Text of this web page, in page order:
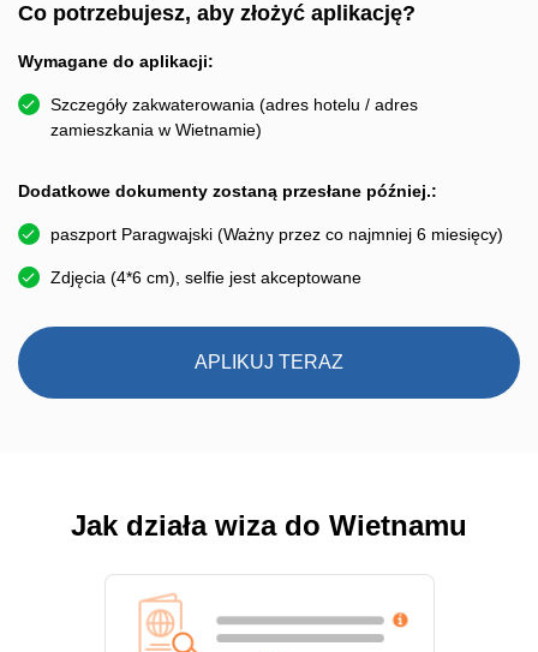
Co potrzebujesz, aby złożyć aplikację?
Wymagane do aplikacji:
Szczegóły zakwaterowania (adres hotelu / adres
zamieszkania w Wietnamie)
Dodatkowe dokumenty zostaną przesłane później.:
paszport Paragwajski (Ważny przez co najmniej 6 miesięcy)
Zdjęcia (4*6 cm), selfie jest akceptowane
APLIKUJ TERAZ
Jak działa wiza do Wietnamu